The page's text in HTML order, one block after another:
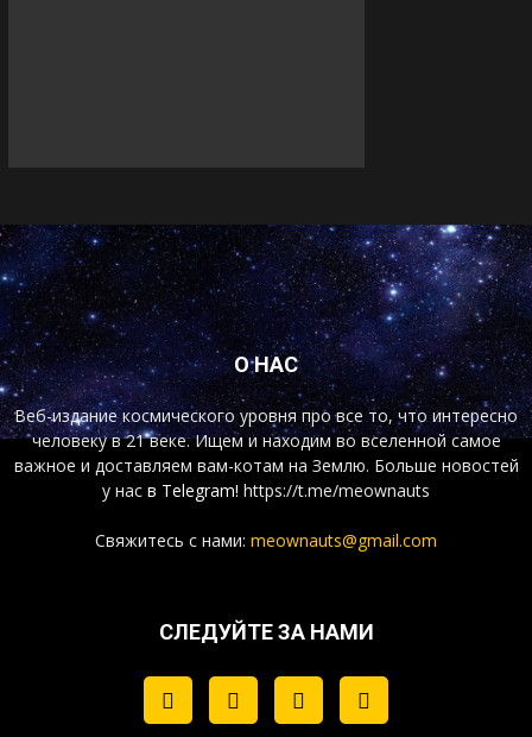
О НАС
Веб-издание космического уровня про все то, что интересно
человеку в 21 веке. Ищем и находим во вселенной самое
важное и доставляем вам-котам на Землю. Больше новостей
у нас в Telegram! https://t.me/meownauts
Свяжитесь с нами: meownauts@gmail.com
СЛЕДУЙТЕ ЗА НАМИ